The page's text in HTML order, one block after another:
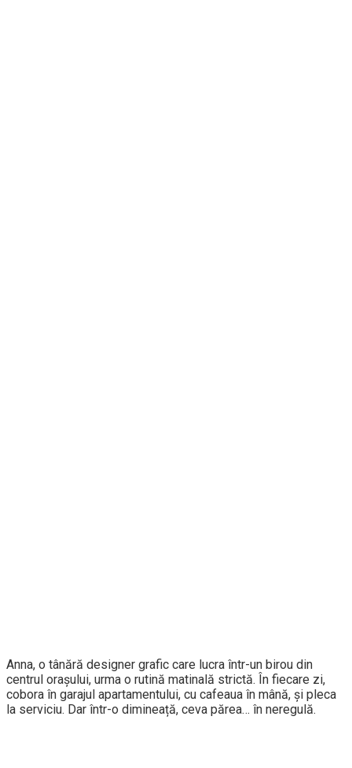
Anna, o tânără designer grafic care lucra într-un birou din
centrul orașului, urma o rutină matinală strictă. În fiecare zi,
cobora în garajul apartamentului, cu cafeaua în mână, și pleca
la serviciu. Dar într-o dimineață, ceva părea… în neregulă.